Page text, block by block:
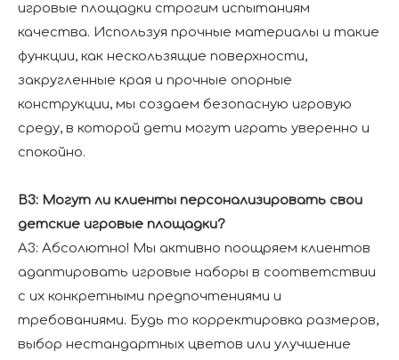
игровые площадки строгим испытаниям
качества. Используя прочные материалы и такие
функции, как нескользящие поверхности,
закругленные края и прочные опорные
конструкции, мы создаем безопасную игровую
среду, в которой дети могут играть уверенно и
спокойно.
В3: Могут ли клиенты персонализировать свои
детские игровые площадки?
А3: Абсолютно! Мы активно поощряем клиентов
адаптировать игровые наборы в соответствии
с их конкретными предпочтениями и
требованиями. Будь то корректировка размеров,
выбор нестандартных цветов или улучшение